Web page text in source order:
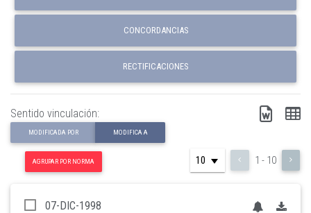
CONCORDANCIAS
RECTIFICACIONES
Sentido vinculación:
MODIFICADA POR MODIFICA A
AGRUPAR POR NORMA 1 - 10
07-DIC-1998